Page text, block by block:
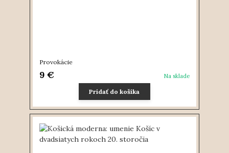
Provokácie
9 € Na sklade
Pridať do košíka